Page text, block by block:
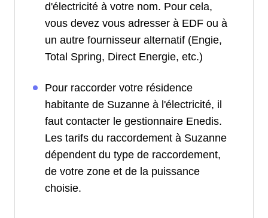
d'électricité à votre nom. Pour cela,
vous devez vous adresser à EDF ou à
un autre fournisseur alternatif (Engie,
Total Spring, Direct Energie, etc.)
Pour raccorder votre résidence
habitante de Suzanne à l'électricité, il
faut contacter le gestionnaire Enedis.
Les tarifs du raccordement à Suzanne
dépendent du type de raccordement,
de votre zone et de la puissance
choisie.